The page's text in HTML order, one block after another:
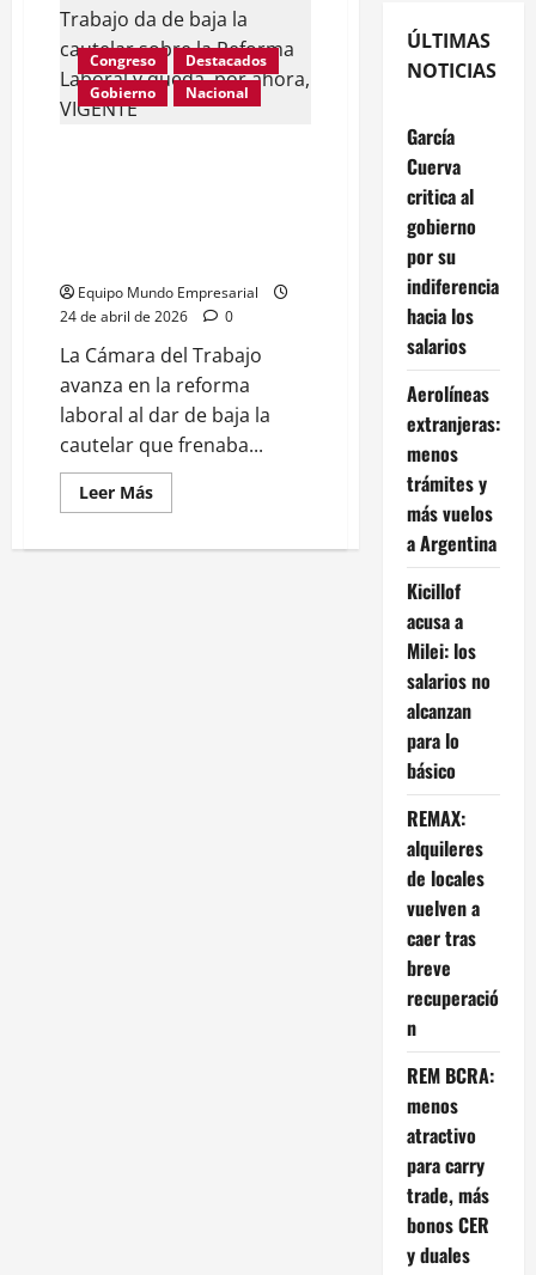
Congreso
Destacados
Gobierno
Nacional
Equipo Mundo Empresarial
24 de abril de 2026
0
La Cámara del Trabajo
avanza en la reforma
laboral al dar de baja la
cautelar que frenaba...
Leer MásLeer
más
ULTIMO
ÚLTIMAS
NOTICIAS
García
Cuerva
critica al
gobierno
por su
indiferencia
hacia los
salarios
Aerolíneas
extranjeras:
menos
trámites y
más vuelos
a Argentina
Kicillof
acusa a
Milei: los
salarios no
alcanzan
para lo
básico
REMAX:
alquileres
de locales
vuelven a
caer tras
breve
recuperació
n
REM BCRA:
menos
atractivo
para carry
trade, más
bonos CER
y duales